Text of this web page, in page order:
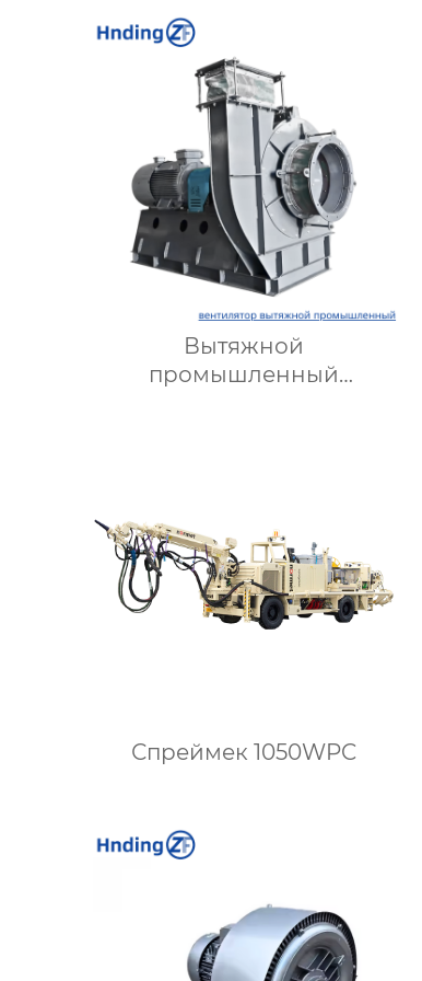
Вытяжной
промышленный
Спреймек 1050WPC